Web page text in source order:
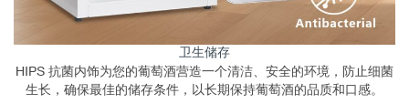
卫生储存
HIPS 抗菌内饰为您的葡萄酒营造一个清洁、安全的环境，防止细菌
生长，确保最佳的储存条件，以长期保持葡萄酒的品质和口感。